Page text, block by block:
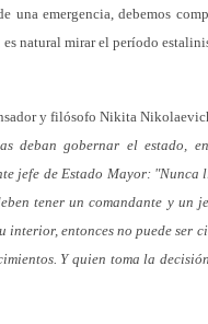
una emergencia, debemos
natural mirar el período
y filósofo Nikita
deban gobernar el estado,
jefe de Estado Mayor: "Nunca
tener un comandante y un
entonces no puede ser
Y quien toma la